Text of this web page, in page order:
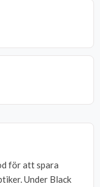
för att spara
Under Black